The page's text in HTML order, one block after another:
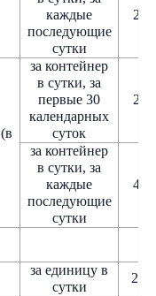
каждые
последующие
сутки
(в
за контейнер
в сутки, за
первые 30
календарных
суток
за контейнер
в сутки, за
каждые
последующие
сутки
за единицу в
сутки
2